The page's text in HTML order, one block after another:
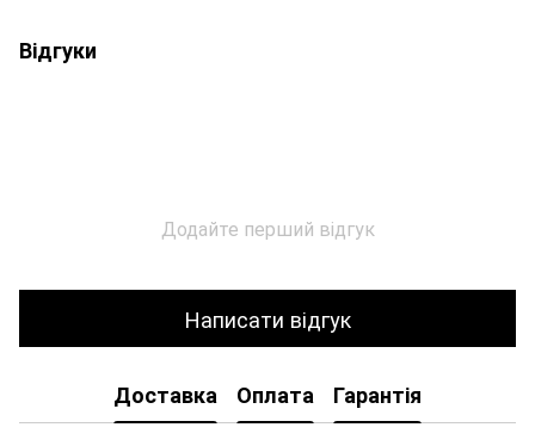
Відгуки
Додайте перший відгук
Написати відгук
Доставка Оплата Гарантія